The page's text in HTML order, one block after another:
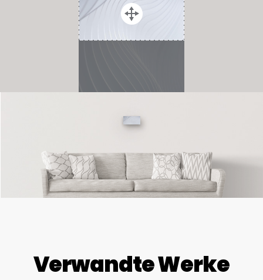
Verwandte Werke